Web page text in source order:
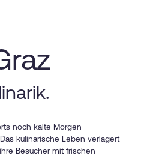
noch kalte Morgen
kulinarische Leben verlagert
Besucher mit frischen